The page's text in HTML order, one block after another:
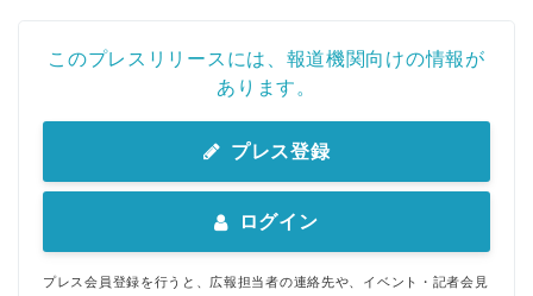
このプレスリリースには、報道機関向けの情報が
あります。
プレス登録
ログイン
プレス会員登録を行うと、広報担当者の連絡先や、イベント・記者会見